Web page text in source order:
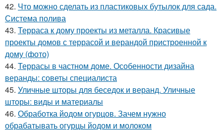
42. Что можно сделать из пластиковых бутылок для сада.
Система полива
43. Терраса к дому проекты из металла. Красивые
проекты домов с террасой и верандой пристроенной к
дому (фото)
44. Террасы в частном доме. Особенности дизайна
веранды: советы специалиста
45. Уличные шторы для беседок и веранд. Уличные
шторы: виды и материалы
46. Обработка йодом огурцов. Зачем нужно
обрабатывать огурцы йодом и молоком